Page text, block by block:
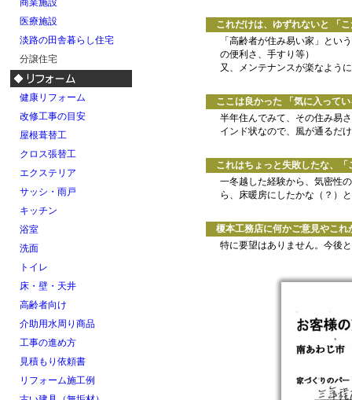
商業施設
医療施設
淡路の田舎暮らし住宅
分譲住宅
健康リフォーム
改修工事の目安
屋根葺替工
クロス張替工
エクステリア
サッシ・雨戸
キッチン
浴室
洗面
トイレ
床・壁・天井
高齢者向け
介助用水周り商品
工事の進め方
見積もり依頼書
リフォーム施工例
これだけは、ゆずれないと 「
「高齢者が住み易い家」とい
の便利さ、手すり等）
又、メンテナンスが楽なよう
ここは良かった 「気に入って
半年住んでみて、その住み易
インド状なので、風が通るだ
これはちょっと失敗したな、「
一冬越した経験から、気密性
ら、床暖房にしたかな（？）
榎本工務店に何かご意見やこれ
特に要望はありません。今後